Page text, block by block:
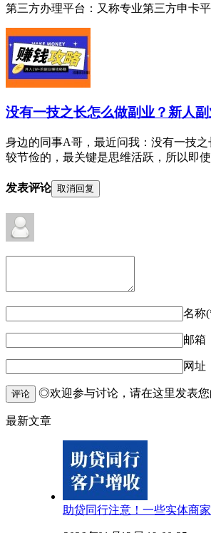
第三方办理平台：又称专业第三方申卡
没有一技之长怎么做副业？新人
身边的同事A哥，最近问我：没有一技
较节俭的，最关键是思维活跃，所以即
发表评论 取消回复
名称
邮箱
网址
评论 ◎欢迎参与讨论，请在这里发表您
最新文章
助贷同行注意！一些实体商